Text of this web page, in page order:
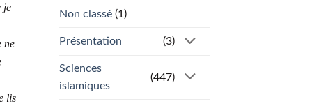
je
ne
lis
Non classé(1)
Présentation (3)
Sciences
islamiques
(447)